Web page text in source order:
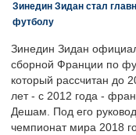
Зинедин Зидан стал
футболу
Зинедин Зидан
сборной Франции по
который рассчитан до
лет - с 2012 года -
Дешам. Под его
чемпионат мира 2018